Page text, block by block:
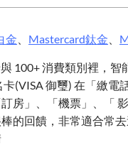
金 Mastercard鈦金
100+ 消費類別裡，智
(VISA 御璽) 在「繳電
房」、「機票」、「
的回饋，非常適合常